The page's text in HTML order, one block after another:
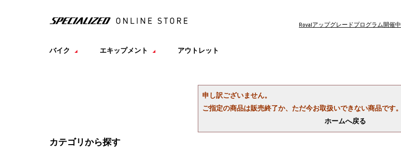
Rovalアップグレードプログラム開催中
バイク エキップメント アウトレット
申し訳ございません。
ご指定の商品は販売終了か、ただ今お取扱いできない商品です。
ホームへ戻る
カテゴリから探す